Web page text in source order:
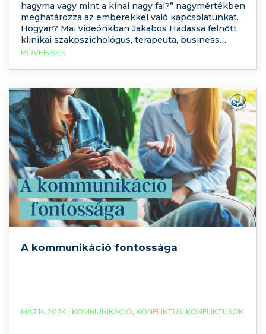
hagyma vagy mint a kínai nagy fal?” nagymértékben
meghatározza az emberekkel való kapcsolatunkat.
Hogyan? Mai videónkban Jakabos Hadassa felnőtt
klinikai szakpszichológus, terapeuta, business
coach és szaktanácsadó körbevezet a kerítésen
alatt pedig jobban megismerheti önmagát, és
BŐVEBBEN
A kommunikáció fontossága
MÁJ 14,2024 | KOMMUNIKÁCIÓ, KONFLIKTUS, KONFLIKTUSOK